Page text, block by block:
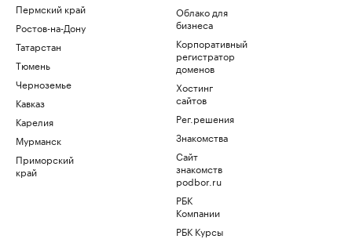
Пермский край
Ростов-на-Дону
Татарстан
Тюмень
Черноземье
Кавказ
Карелия
Мурманск
Приморский
край
Облако для
бизнеса
Корпоративный
регистратор
доменов
Хостинг
сайтов
Рег.решения
Знакомства
Сайт
знакомств
podbor.ru
РБК
Компании
РБК Курсы